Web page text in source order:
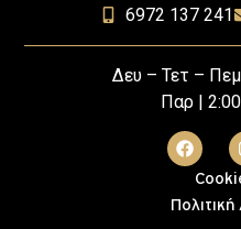
6972 137 241
Δευ – Τετ –
Παρ |